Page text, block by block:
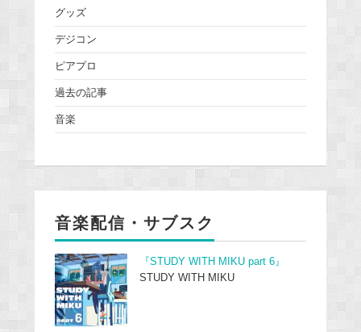
グッズ
デジコン
ピアプロ
過去の記事
音楽
音楽配信・サブスク
『STUDY WITH MIKU part 6』
STUDY WITH MIKU